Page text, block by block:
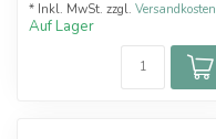
* Inkl. MwSt. zzgl. Versandkosten
Auf Lager